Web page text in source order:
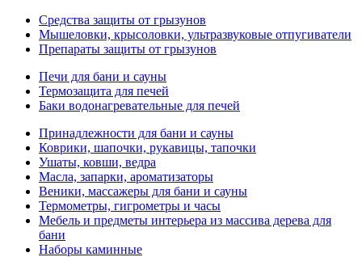
Средства защиты от грызунов
Мышеловки, крысоловки, ультразвуковые отпугиватели
Препараты защиты от грызунов
Печи для бани и сауны
Термозащита для печей
Баки водонагревательные для печей
Принадлежности для бани и сауны
Коврики, шапочки, рукавицы, тапочки
Ушаты, ковши, ведра
Масла, запарки, ароматизаторы
Веники, массажеры для бани и сауны
Термометры, гигрометры и часы
Мебель и предметы интерьера из массива дерева для
бани
Наборы каминные